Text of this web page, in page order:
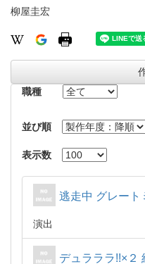
柳屋圭宏
職種
並び順
表示数
逃走中 グレート
演出
デュラララ!!×２